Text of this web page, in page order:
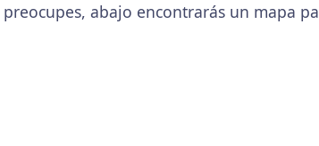
preocupes, abajo encontrarás un mapa